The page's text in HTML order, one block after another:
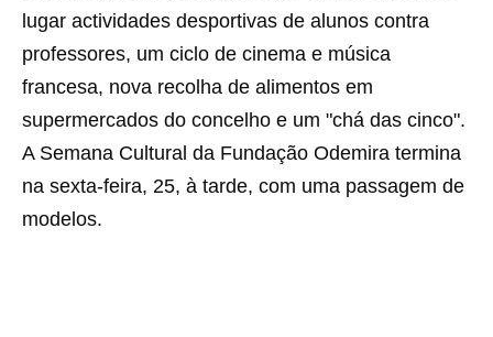
lugar actividades desportivas de alunos contra
professores, um ciclo de cinema e música
francesa, nova recolha de alimentos em
supermercados do concelho e um "chá das cinco".
A Semana Cultural da Fundação Odemira termina
na sexta-feira, 25, à tarde, com uma passagem de
modelos.